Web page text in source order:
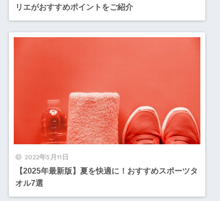
リエがおすすめポイントをご紹介
2022年5月11日
【2025年最新版】夏を快適に！おすすめスポーツタ
オル7選